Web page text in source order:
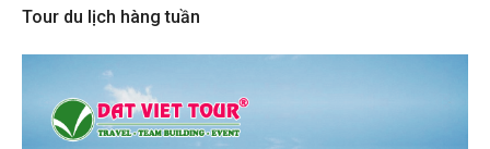
Tour du lịch hàng tuần